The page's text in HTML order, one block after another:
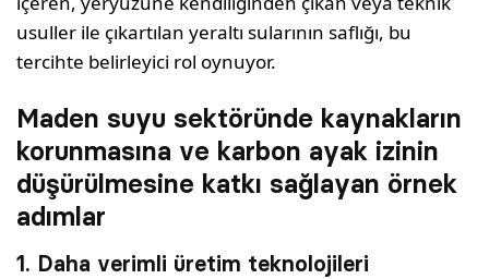
usuller ile çıkartılan yeraltı sularının saflığı, bu
tercihte belirleyici rol oynuyor.
Maden suyu sektöründe kaynakların
korunmasına ve karbon ayak izinin
düşürülmesine katkı sağlayan örnek
adımlar
1. Daha verimli üretim teknolojileri